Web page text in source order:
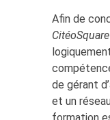
Afin de
CitéoSquare
de gérant
et un